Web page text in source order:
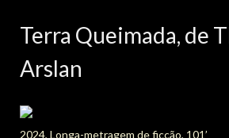
Terra Queimada, de
Arslan
2024, Longa-metragem de ficção, 101’